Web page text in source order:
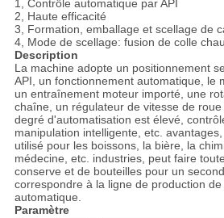
1, Contrôle automatique par API
2, Haute efficacité
3, Formation, emballage et scellage de
4, Mode de scellage: fusion de colle
Description
La machine adopte un positionnement
API, un fonctionnement automatique, le
un entraînement moteur importé, une
chaîne, un régulateur de vitesse de
degré d'automatisation est élevé,
manipulation intelligente, etc.
utilisé pour les boissons, la bière, la
médecine, etc. industries, peut faire
conserve et de bouteilles pour un
correspondre à la ligne de production
automatique.
Paramètre